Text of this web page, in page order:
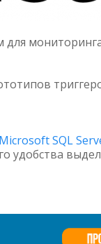
SQL
удобства